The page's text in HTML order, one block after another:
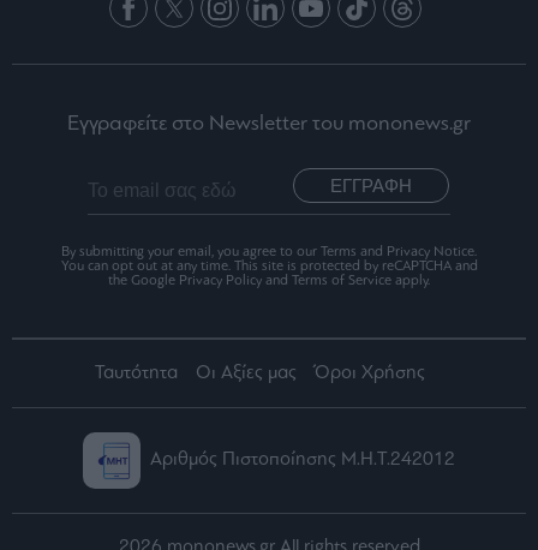
Εγγραφείτε στο Newsletter του mononews.gr
ΕΓΓΡΑΦΗ
By submitting your email, you agree to our Terms and Privacy Notice.
You can opt out at any time. This site is protected by reCAPTCHA and
the Google Privacy Policy and Terms of Service apply.
Ταυτότητα Οι Αξίες μας Όροι Χρήσης
Αριθμός Πιστοποίησης Μ.Η.Τ.242012